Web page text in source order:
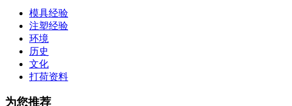
模具经验
注塑经验
环境
历史
文化
打荷资料
为您推荐